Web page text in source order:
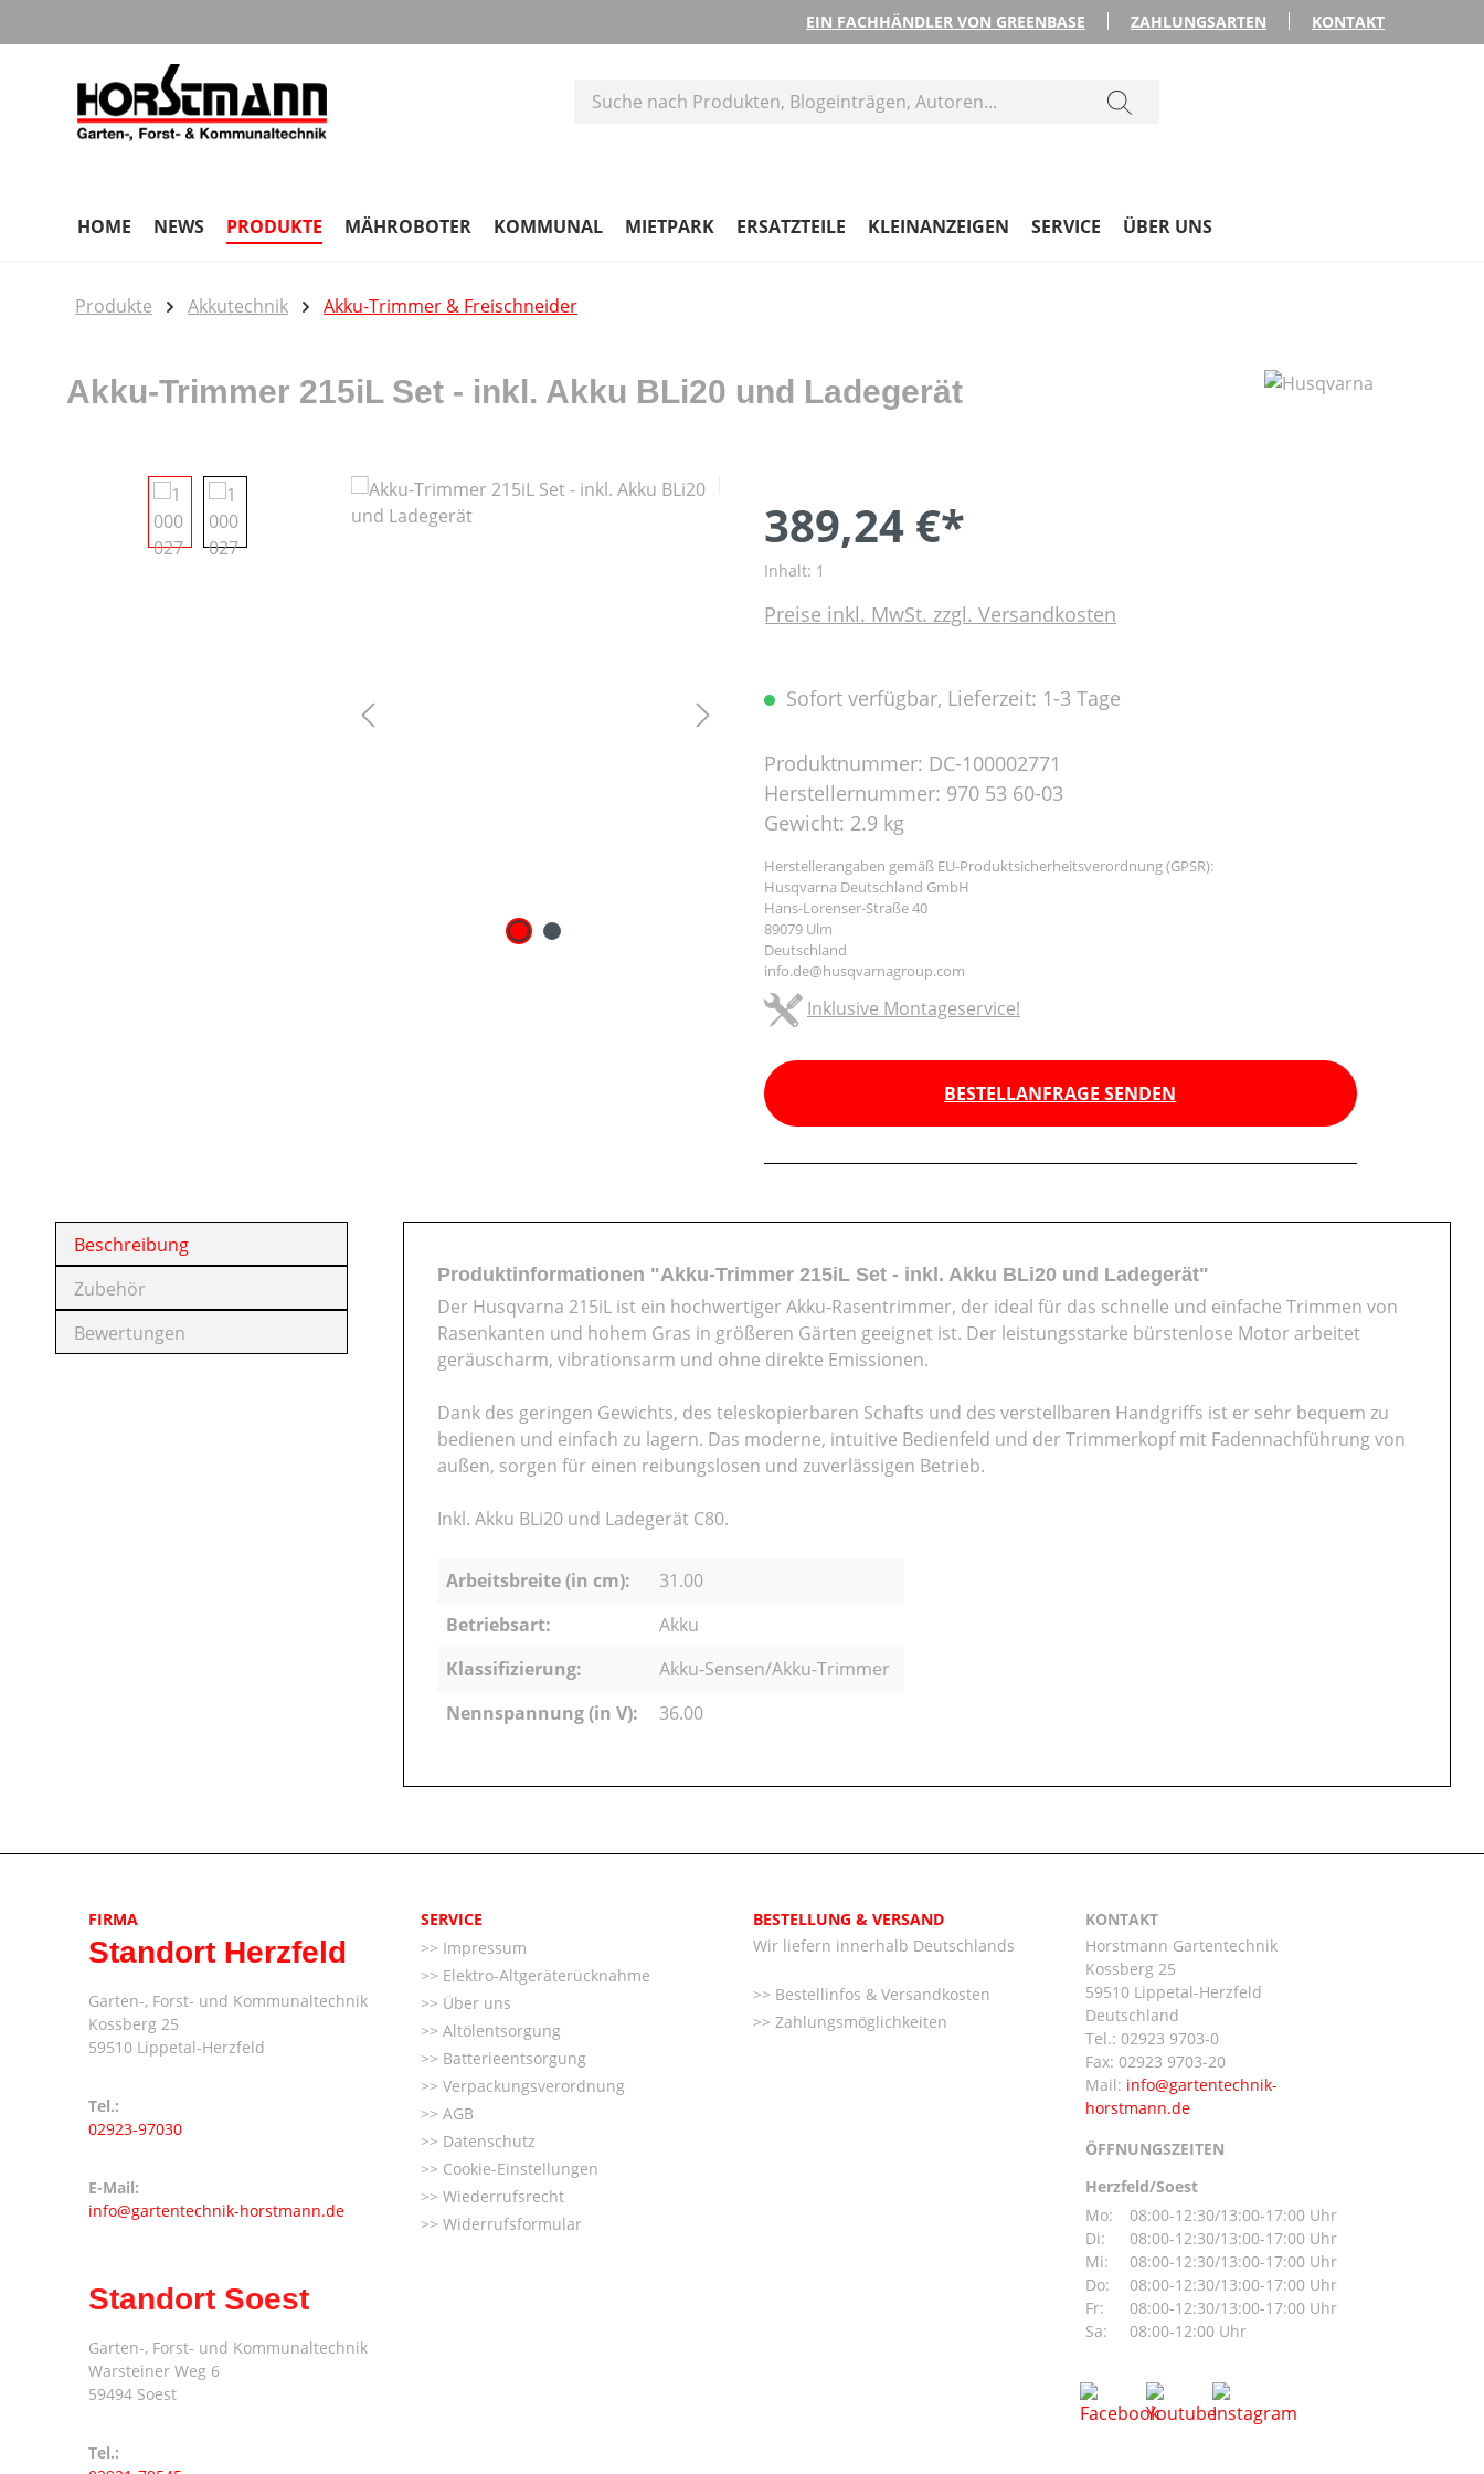
EIN FACHHÄNDLER VON GREENBASE ZAHLUNGSARTEN KONTAKT
HOME NEWS PRODUKTE MÄHROBOTER KOMMUNAL MIETPARK ERSATZTEILE KLEINANZEIGEN SERVICE ÜBER UNS
Produkte Akkutechnik Akku-Trimmer & Freischneider
Akku-Trimmer 215iL Set - inkl. Akku BLi20 und Ladegerät
Bildergalerie überspringen
389,24 €*
Inhalt: 1
Preise inkl. MwSt. zzgl. Versandkosten
Sofort verfügbar, Lieferzeit: 1-3 Tage
Produktnummer: DC-100002771
Herstellernummer: 970 53 60-03
Gewicht: 2.9 kg
Herstellerangaben gemäß EU-Produktsicherheitsverordnung (GPSR):
Husqvarna Deutschland GmbH
Hans-Lorenser-Straße 40
89079 Ulm
Deutschland
info.de@husqvarnagroup.com
Inklusive Montageservice!
BESTELLANFRAGE SENDEN
Beschreibung
Zubehör
Bewertungen
Produktinformationen "Akku-Trimmer 215iL Set - inkl. Akku BLi20 und Ladegerät"
Der Husqvarna 215iL ist ein hochwertiger Akku-Rasentrimmer, der ideal für das schnelle und einfache Trimmen von
Rasenkanten und hohem Gras in größeren Gärten geeignet ist. Der leistungsstarke bürstenlose Motor arbeitet
geräuscharm, vibrationsarm und ohne direkte Emissionen.
Dank des geringen Gewichts, des teleskopierbaren Schafts und des verstellbaren Handgriffs ist er sehr bequem zu
bedienen und einfach zu lagern. Das moderne, intuitive Bedienfeld und der Trimmerkopf mit Fadennachführung von
außen, sorgen für einen reibungslosen und zuverlässigen Betrieb.
Inkl. Akku BLi20 und Ladegerät C80.
Arbeitsbreite (in cm):
31.00
Betriebsart:
Akku
Klassifizierung:
Akku-Sensen/Akku-Trimmer
Nennspannung (in V):
36.00
FIRMA
Standort Herzfeld
Garten-, Forst- und Kommunaltechnik
Kossberg 25
59510 Lippetal-Herzfeld
Tel.:
02923-97030
E-Mail:
info@gartentechnik-horstmann.de
Standort Soest
Garten-, Forst- und Kommunaltechnik
Warsteiner Weg 6
59494 Soest
Tel.:
SERVICE
Impressum
Elektro-Altgeräterücknahme
Über uns
Altölentsorgung
Batterieentsorgung
Verpackungsverordnung
AGB
Datenschutz
Cookie-Einstellungen
Wiederrufsrecht
Widerrufsformular
BESTELLUNG & VERSAND
Wir liefern innerhalb Deutschlands
Bestellinfos & Versandkosten
Zahlungsmöglichkeiten
KONTAKT
Horstmann Gartentechnik
Kossberg 25
59510 Lippetal-Herzfeld
Deutschland
Tel.: 02923 9703-0
Fax: 02923 9703-20
Mail:
ÖFFNUNGSZEITEN
Herzfeld/Soest
Mo:
08:00-12:30/13:00-17:00 Uhr
Di:
08:00-12:30/13:00-17:00 Uhr
Mi:
08:00-12:30/13:00-17:00 Uhr
Do:
08:00-12:30/13:00-17:00 Uhr
Fr:
08:00-12:30/13:00-17:00 Uhr
Sa:
08:00-12:00 Uhr